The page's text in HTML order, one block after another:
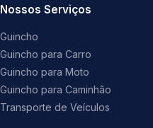
Nossos Serviços
Guincho
Guincho para Carro
Guincho para Moto
Guincho para Caminhão
Transporte de Veículos